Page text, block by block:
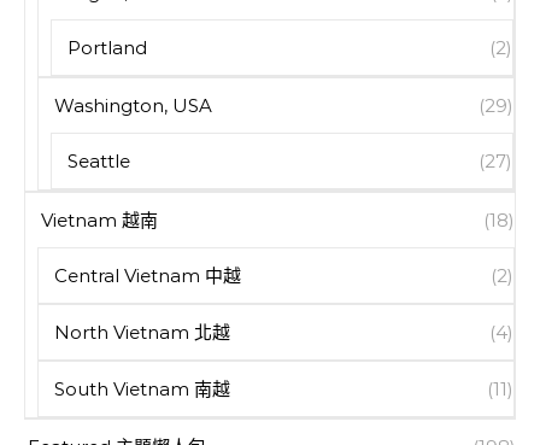
Portland (2)
Washington, USA (29)
Seattle (27)
Vietnam 越南 (18)
Central Vietnam 中越 (2)
North Vietnam 北越 (4)
South Vietnam 南越 (11)